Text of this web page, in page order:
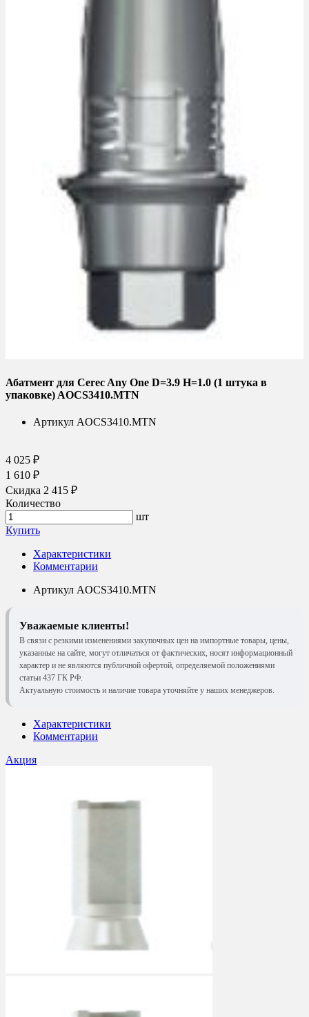
Абатмент для Cerec Any One D=3.9 H=1.0 (1 штука в
упаковке) AOCS3410.MTN
Артикул AOCS3410.MTN
4 025 ₽
1 610 ₽
Скидка 2 415 ₽
Количество
шт
Купить
Характеристики
Комментарии
Артикул AOCS3410.MTN
Уважаемые клиенты!
В связи с резкими изменениями закупочных цен на импортные товары, цены,
указанные на сайте, могут отличаться от фактических, носят информационный
характер и не являются публичной офертой, определяемой положениями
статьи 437 ГК РФ.
Актуальную стоимость и наличие товара уточняйте у наших менеджеров.
Характеристики
Комментарии
Акция